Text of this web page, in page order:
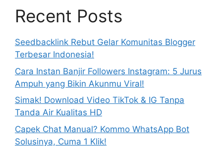
Recent Posts
Seedbacklink Rebut Gelar Komunitas Blogger
Terbesar Indonesia!
Cara Instan Banjir Followers Instagram: 5 Jurus
Ampuh yang Bikin Akunmu Viral!
Simak! Download Video TikTok & IG Tanpa
Tanda Air Kualitas HD
Capek Chat Manual? Kommo WhatsApp Bot
Solusinya, Cuma 1 Klik!